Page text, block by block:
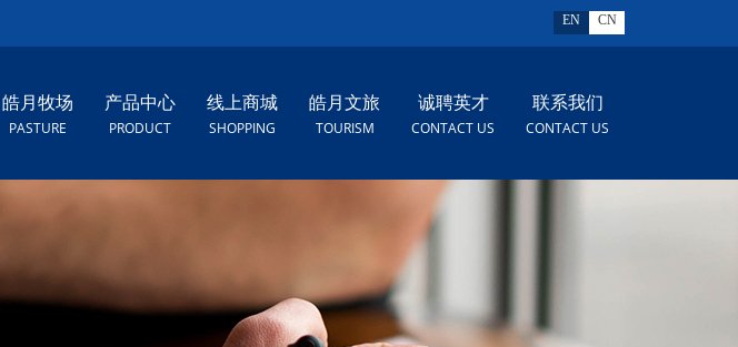
EN CN
皓月牧场
PASTURE
产品中心
PRODUCT
线上商城
SHOPPING
皓月文旅
TOURISM
诚聘英才
CONTACT US
联系我们
CONTACT US